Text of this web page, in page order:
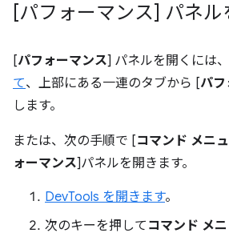
[パフォーマンス] パネル
[パフォーマンス] パネルを開くには、
て、上部にある一連のタブから [パ
します。
または、次の手順で [コマンド メニ
ォーマンス]パネルを開きます。
DevTools を開きます。
次のキーを押して コマンド メ